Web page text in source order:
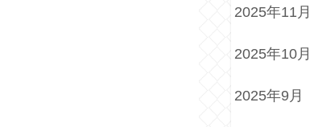
2025年11月
2025年10月
2025年9月